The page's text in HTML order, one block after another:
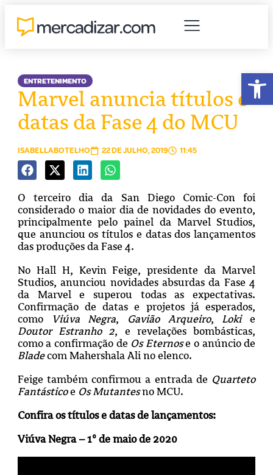
ENTRETENIMENTO
Marvel anuncia títulos e
datas da Fase 4 do MCU
ISABELLABOTELHO 22 DE JULHO, 2019 11:45
O terceiro dia da San Diego Comic-Con foi
considerado o maior dia de novidades do evento,
principalmente pelo painel da Marvel Studios,
que anunciou os títulos e datas dos lançamentos
das produções da Fase 4.
No Hall H, Kevin Feige, presidente da Marvel
Studios, anunciou novidades absurdas da Fase 4
da Marvel e superou todas as expectativas.
Confirmação de datas e projetos já esperados,
como
Viúva Negra, Gavião Arqueiro, Lokie
Doutor Estranho 2, e revelações bombásticas,
como a confirmação de Os Eternose o anúncio de
Bladecom Mahershala Ali no elenco.
Feige também confirmou a entrada de Quarteto
Fantásticoe Os Mutantesno MCU.
Confira os títulos e datas de lançamentos:
Viúva Negra – 1º de maio de 2020